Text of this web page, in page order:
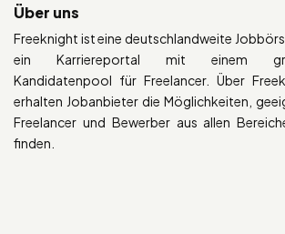
Über uns
Freeknight ist eine deutschlandweite
ein Karriereportal mit einem
Kandidatenpool für Freelancer. Über
erhalten Jobanbieter die Möglichkeiten,
Freelancer und Bewerber aus allen
finden.